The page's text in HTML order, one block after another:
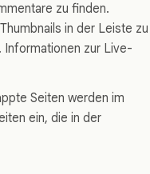
zu finden.
in der Leiste zu
. Informationen zur Live-
Seiten werden im
ein, die in der